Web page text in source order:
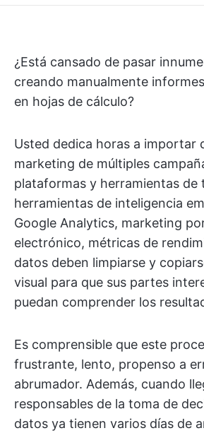
¿Está cansado de pasar
creando manualmente
en hojas de cálculo?
Usted dedica horas a importar
marketing de múltiples
plataformas y herramientas de
herramientas de inteligencia
Google Analytics, marketing
electrónico, métricas de
datos deben limpiarse y
visual para que sus partes
puedan comprender los
Es comprensible que este
frustrante, lento, propenso a
abrumador. Además, cuando
responsables de la toma de
datos ya tienen varios días de